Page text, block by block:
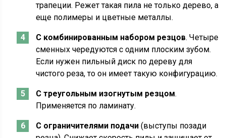
трапеции. Режет такая пила не только дерево, а
еще полимеры и цветные металлы.
С комбинированным набором резцов. Четыре
сменных чередуются с одним плоским зубом.
Если нужен пильный диск по дереву для
чистого реза, то он имеет такую конфигурацию.
С треугольным изогнутым резцом.
Применяется по ламинату.
С ограничителями подачи (выступы позади